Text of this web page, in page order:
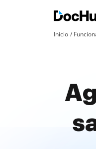
Inicio